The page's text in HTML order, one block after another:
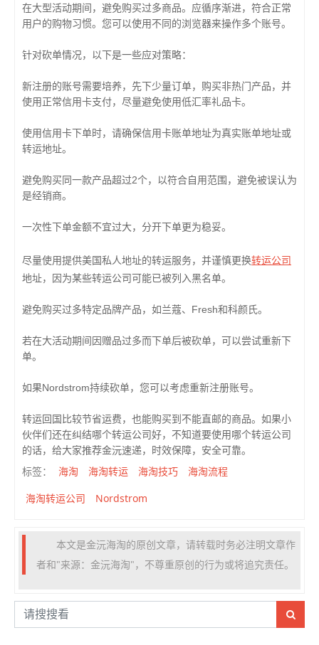
在大型活动期间，避免购买过多商品。应循序渐进，符合正常
用户的购物习惯。您可以使用不同的浏览器来操作多个账号。
针对砍单情况，以下是一些应对策略：
新注册的账号需要培养，先下少量订单，购买非热门产品，并
使用正常信用卡支付，尽量避免使用低汇率礼品卡。
使用信用卡下单时，请确保信用卡账单地址为真实账单地址或
转运地址。
避免购买同一款产品超过2个，以符合自用范围，避免被误认为
是经销商。
一次性下单金额不宜过大，分开下单更为稳妥。
尽量使用提供美国私人地址的转运服务，并谨慎更换转运公司
地址，因为某些转运公司可能已被列入黑名单。
避免购买过多特定品牌产品，如兰蔻、Fresh和科颜氏。
若在大活动期间因赠品过多而下单后被砍单，可以尝试重新下
单。
如果Nordstrom持续砍单，您可以考虑重新注册账号。
转运回国比较节省运费，也能购买到不能直邮的商品。如果小
伙伴们还在纠结哪个转运公司好，不知道要使用哪个转运公司
的话，给大家推荐金沅速递，时效保障，安全可靠。
标签：
海淘 海淘转运 海淘技巧
海淘流程
海淘转运公司
Nordstrom
本文是金沅海淘的原创文章，请转载时务必注明文章作
者和"来源：金沅海淘"，不尊重原创的行为或将追究责任。